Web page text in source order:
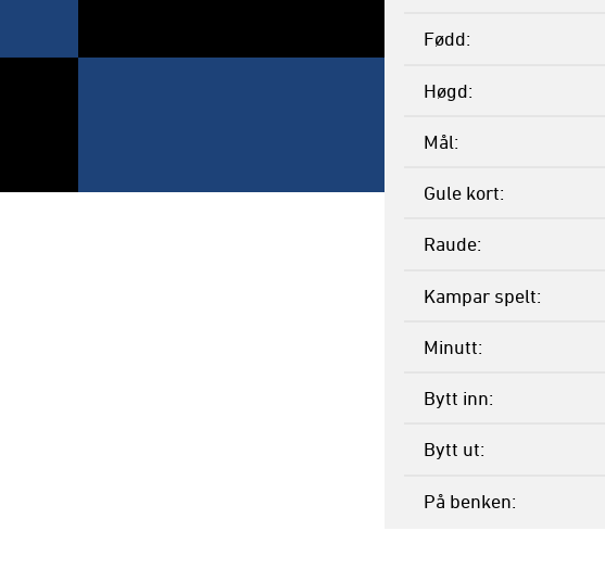
Fødd
Høgd
Mål
Gule kort
Raude
Kampar spelt
Minutt
Bytt inn
Bytt ut
På benken